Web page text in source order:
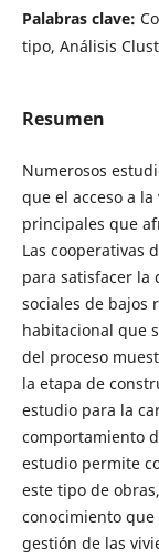
Palabras clave:
tipo, Análisis
Resumen
Numerosos
que el acceso a
principales que
Las cooperativas
para satisfacer la
sociales de bajos
habitacional que
del proceso
la etapa de
estudio para la
comportamiento
estudio permite
este tipo de
conocimiento
gestión de las